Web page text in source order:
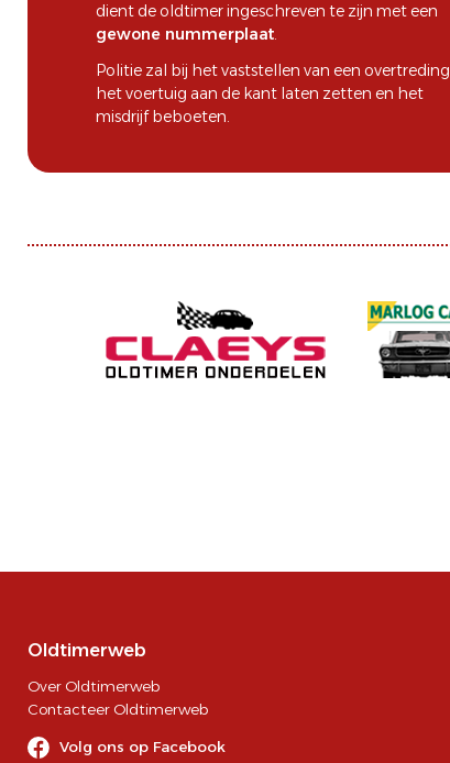
dient de oldtimer ingeschreven te zijn met een
gewone nummerplaat.
Politie zal bij het vaststellen van een overtreding
het voertuig aan de kant laten zetten en het
misdrijf beboeten.
Oldtimerweb
Over Oldtimerweb
Contacteer Oldtimerweb
Volg ons op Facebook